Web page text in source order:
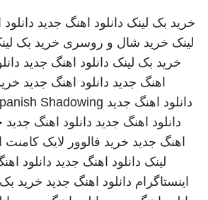
خرید بک لینک دانلود اهنگ جدید
لینک خرید شال و روسری خرید بک
خرید بک لینک دانلود اهنگ جدید
اهنگ جدید دانلود اهنگ جدید
دانلود اهنگ جدید Shadowing
دانلود اهنگ جدید دانلود اهنگ جدید
اهنگ جدید خرید فالوور لایک کامنت
لینک دانلود اهنگ جدید دانلود
اینستاگرام دانلود اهنگ جدید خرید